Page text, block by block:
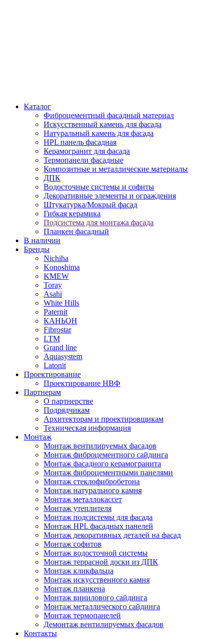
Каталог
Фиброцементный фасадный материал
Искусственный камень для фасада
Натуральный камень для фасада
HPL панель фасадная
Керамогранит для фасада
Термопанели фасадные
Композитные и металлические материалы
ДПК
Водосточные системы и софиты
Декоративные элементы и ограждения
Штукатурка/Мокрый фасад
Гибкая керамика
Подсистема для монтажа фасада
Планкен фасадный
В наличии
Бренды
Nichiha
Konoshima
KMEW
Toray
Asahi
White Hills
Paternit
КАНЬОН
Fibrostar
LTM
Grand line
Aquasystem
Latonit
Проектирование
Проектирование НВФ
Партнерам
О партнерстве
Подрядчикам
Архитекторам и проектировщикам
Техническая информация
Монтаж
Монтаж вентилируемых фасадов
Монтаж фиброцементного сайдинга
Монтаж фасадного керамогранита
Монтаж фиброцементными панелями
Монтаж стеклофибробетона
Монтаж натурального камня
Монтаж металлокассет
Монтаж утеплителя
Монтаж подсистемы для фасада
Монтаж HPL фасадных панелей
Монтаж декоративных деталей на фасад
Монтаж софитов
Монтаж водосточной системы
Монтаж террасной доски из ДПК
Монтаж кликфальца
Монтаж искусственного камня
Монтаж планкена
Монтаж винилового сайдинга
Монтаж металлического сайдинга
Монтаж термопанелей
Демонтаж вентилируемых фасадов
Контакты